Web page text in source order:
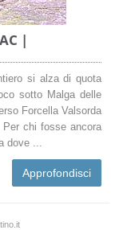
|
si alza di quota
sotto Malga delle
Forcella Valsorda
chi fosse ancora
dove ...
Approfondisci